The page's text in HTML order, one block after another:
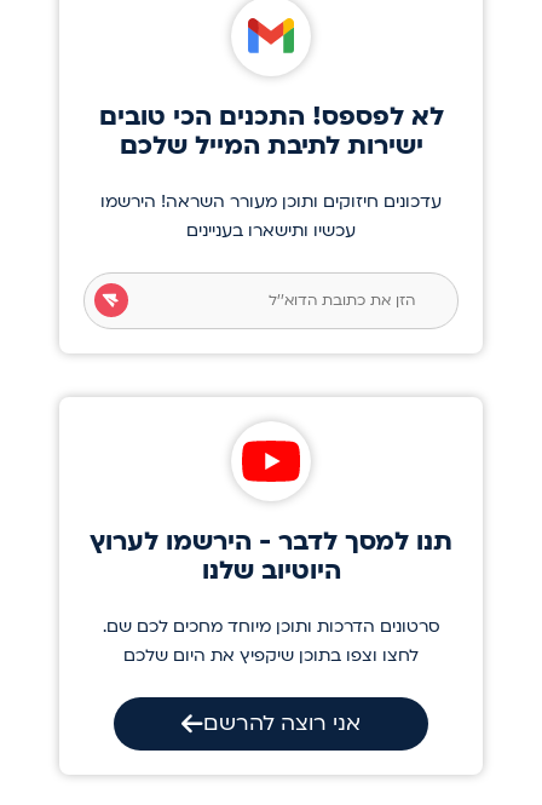
לא לפספס! התכנים הכי טובים
ישירות לתיבת המייל שלכם
עדכונים חיזוקים ותוכן מעורר השראה! הירשמו
עכשיו ותישארו בעניינים
תנו למסך לדבר - הירשמו לערוץ
היוטיוב שלנו
סרטונים הדרכות ותוכן מיוחד מחכים לכם שם.
לחצו וצפו בתוכן שיקפיץ את היום שלכם
אני רוצה להרשם